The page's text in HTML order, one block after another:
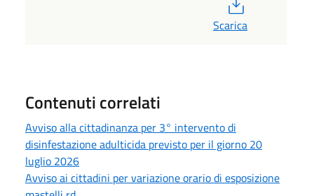
Scarica
Contenuti correlati
Avviso alla cittadinanza per 3° intervento di
disinfestazione adulticida previsto per il giorno 20
luglio 2026
Avviso ai cittadini per variazione orario di esposizione